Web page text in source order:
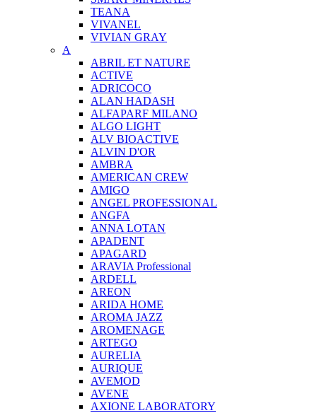
TEANA
VIVANEL
VIVIAN GRAY
A
ABRIL ET NATURE
ACTIVE
ADRICOCO
ALAN HADASH
ALFAPARF MILANO
ALGO LIGHT
ALV BIOACTIVE
ALVIN D'OR
AMBRA
AMERICAN CREW
AMIGO
ANGEL PROFESSIONAL
ANGFA
ANNA LOTAN
APADENT
APAGARD
ARAVIA Professional
ARDELL
AREON
ARIDA HOME
AROMA JAZZ
AROMENAGE
ARTEGO
AURELIA
AURIQUE
AVEMOD
AVENE
AXIONE LABORATORY